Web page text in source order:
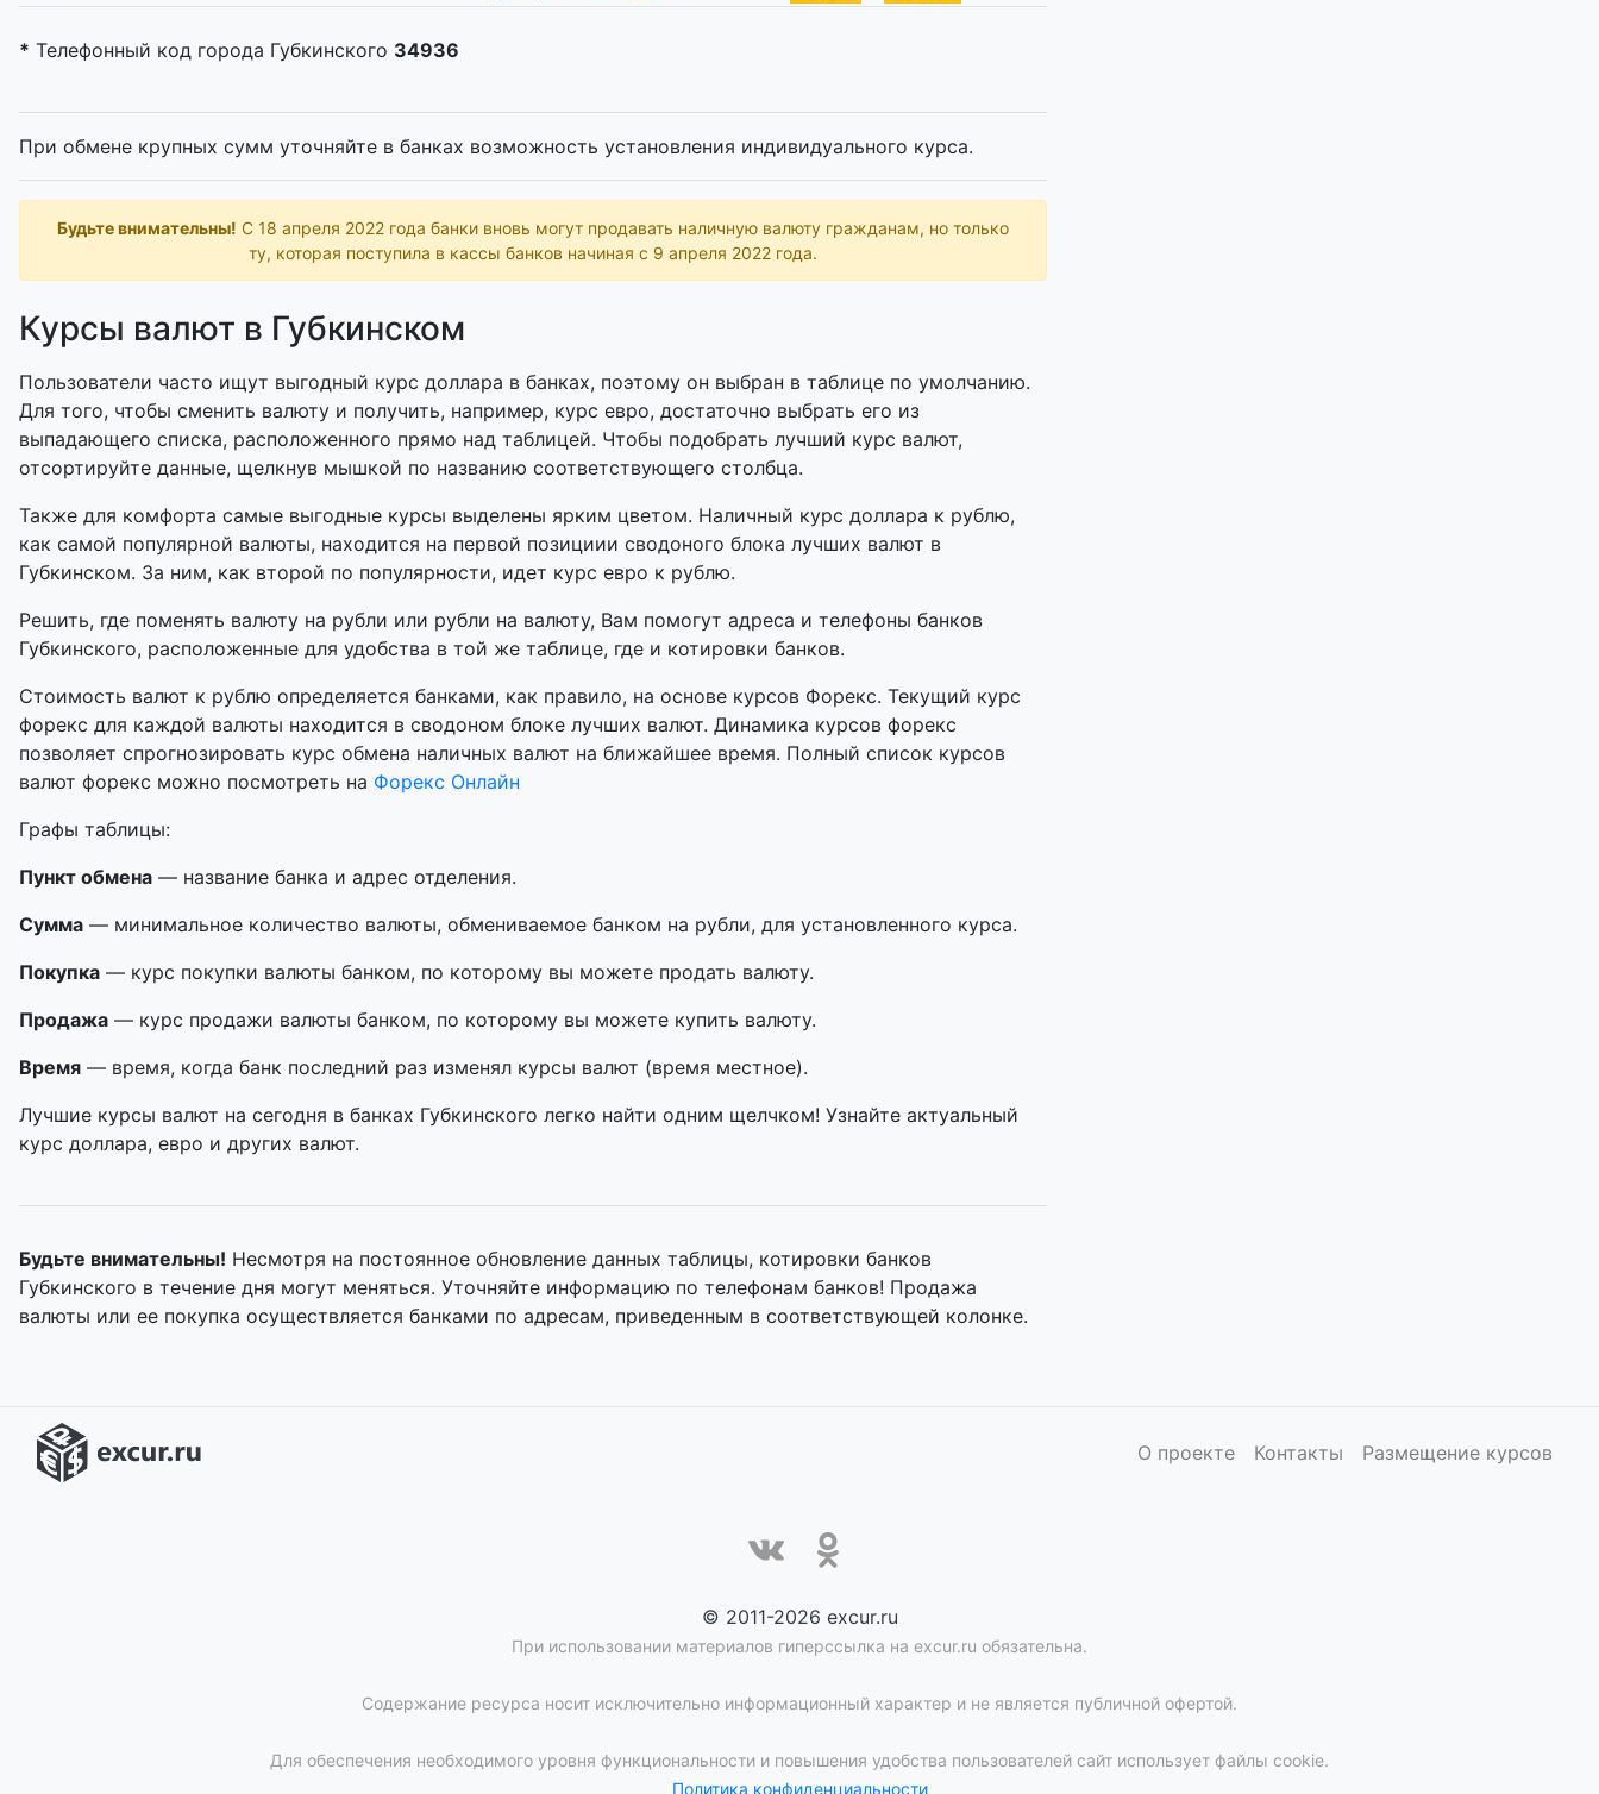
* Телефонный код города Губкинского 34936
При обмене крупных сумм уточняйте в банках возможность установления индивидуального курса.
Будьте внимательны! С 18 апреля 2022 года банки вновь могут продавать наличную валюту гражданам, но только
ту, которая поступила в кассы банков начиная с 9 апреля 2022 года.
Курсы валют в Губкинском
Пользователи часто ищут выгодный курс доллара в банках, поэтому он выбран в таблице по умолчанию.
Для того, чтобы сменить валюту и получить, например, курс евро, достаточно выбрать его из
выпадающего списка, расположенного прямо над таблицей. Чтобы подобрать лучший курс валют,
отсортируйте данные, щелкнув мышкой по названию соответствующего столбца.
Также для комфорта самые выгодные курсы выделены ярким цветом. Наличный курс доллара к рублю,
как самой популярной валюты, находится на первой позициии сводоного блока лучших валют в
Губкинском. За ним, как второй по популярности, идет курс евро к рублю.
Решить, где поменять валюту на рубли или рубли на валюту, Вам помогут адреса и телефоны банков
Губкинского, расположенные для удобства в той же таблице, где и котировки банков.
Стоимость валют к рублю определяется банками, как правило, на основе курсов Форекс. Текущий курс
форекс для каждой валюты находится в сводоном блоке лучших валют. Динамика курсов форекс
позволяет спрогнозировать курс обмена наличных валют на ближайшее время. Полный список курсов
валют форекс можно посмотреть на Форекс Онлайн
Графы таблицы:
Пункт обмена — название банка и адрес отделения.
Сумма — минимальное количество валюты, обмениваемое банком на рубли, для установленного курса.
Покупка — курс покупки валюты банком, по которому вы можете продать валюту.
Продажа — курс продажи валюты банком, по которому вы можете купить валюту.
Время — время, когда банк последний раз изменял курсы валют (время местное).
Лучшие курсы валют на сегодня в банках Губкинского легко найти одним щелчком! Узнайте актуальный
курс доллара, евро и других валют.
Будьте внимательны! Несмотря на постоянное обновление данных таблицы, котировки банков
Губкинского в течение дня могут меняться. Уточняйте информацию по телефонам банков! Продажа
валюты или ее покупка осуществляется банками по адресам, приведенным в соответствующей колонке.
О проекте Контакты Размещение курсов
© 2011-2026 excur.ru
При использовании материалов гиперссылка на excur.ru обязательна.
Содержание ресурса носит исключительно информационный характер и не является публичной офертой.
Для обеспечения необходимого уровня функциональности и повышения удобства пользователей сайт использует файлы cookie.
Политика конфиденциальности